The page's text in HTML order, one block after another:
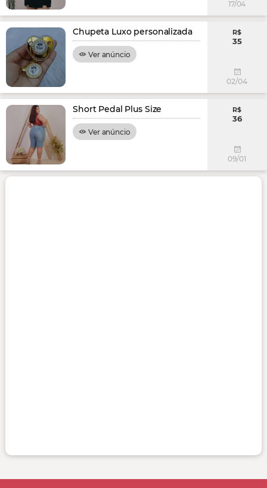
17/04
Chupeta Luxo personalizada
Ver anúncio
R$
35
02/04
Short Pedal Plus Size
Ver anúncio
R$
36
09/01